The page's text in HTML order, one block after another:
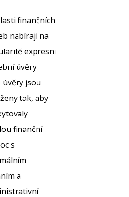
finančních
nabírají na
expresní
úvěry.
úvěry jsou
tak, aby
finanční
s
a